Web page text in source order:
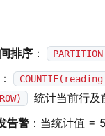
排序 ：
：
统计当前行
告警 ：当统计值 =